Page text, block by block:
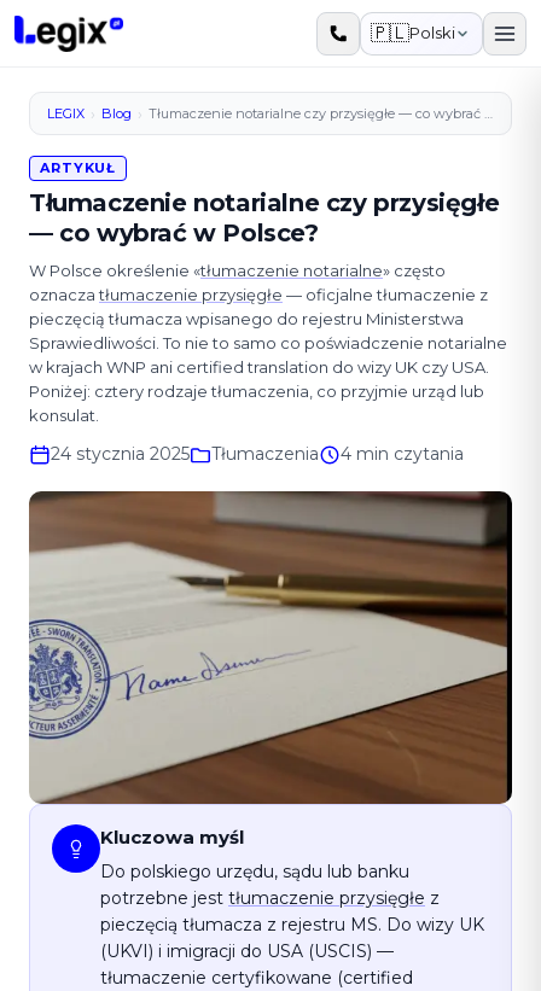
Przejdź do treści
🇵🇱Polski
LEGIX › Blog › Tłumaczenie notarialne czy przysięgłe — co wybrać w Polsce?
ARTYKUŁ
Tłumaczenie notarialne czy przysięgłe
— co wybrać w Polsce?
W Polsce określenie «tłumaczenie notarialne» często
oznaczatłumaczenie przysięgłe — oficjalne tłumaczenie z
pieczęcią tłumacza wpisanego do rejestru Ministerstwa
Sprawiedliwości. To nie to samo co poświadczenie notarialne
w krajach WNP ani certified translation do wizy UK czy USA.
Poniżej: cztery rodzaje tłumaczenia, co przyjmie urząd lub
konsulat.
24 stycznia 2025 Tłumaczenia 4 min czytania
Kluczowa myśl
Do polskiego urzędu, sądu lub banku
potrzebne jest tłumaczenie przysięgłe z
pieczęcią tłumacza z rejestru MS. Do wizy UK
(UKVI) i imigracji do USA (USCIS) —
tłumaczenie certyfikowane (certified